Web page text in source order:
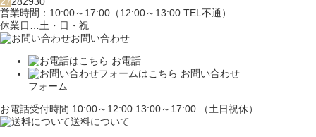
営業時間：10:00～17:00（12:00～13:00 TEL不通）
休業日…土・日・祝
お問い合わせ
お電話
お問い合わせ
フォーム
お電話受付時間 10:00～12:00 13:00～17:00 （土日祝休）
送料について